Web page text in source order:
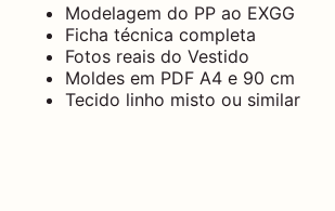
Modelagem do PP ao EXGG
Ficha técnica completa
Fotos reais do Vestido
Moldes em PDF A4 e 90 cm
Tecido linho misto ou similar